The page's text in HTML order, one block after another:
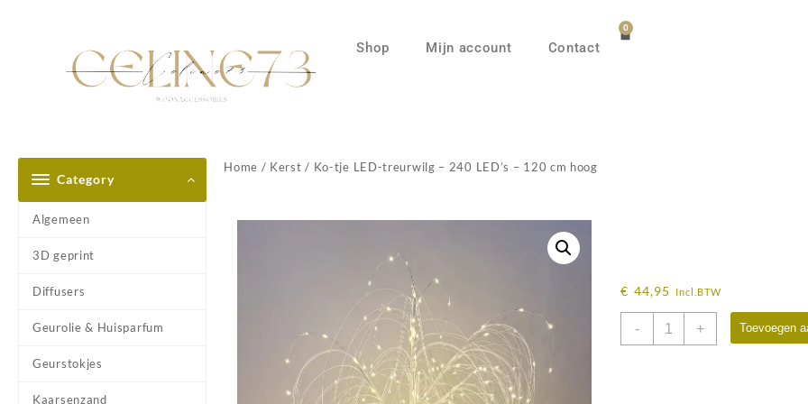
Shop Mijn account Contact
0
Category
Algemeen
3D geprint
Diffusers
Geurolie & Huisparfum
Geurstokjes
Kaarsenzand
Home / Kerst / Ko-tje LED-treurwilg – 240 LED’s – 120 cm hoog
€ 44,95 Incl.BTW
- + Toevoegen